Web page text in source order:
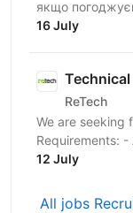
якщо
— не
16 July
ReTech
We are seeking
Requirements:
sourcing; -
12 July
All jobs